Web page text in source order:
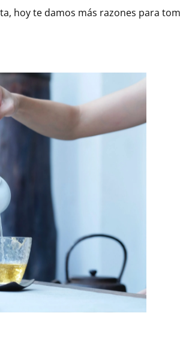
hoy te damos más razones para